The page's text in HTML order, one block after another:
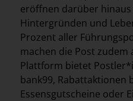
eröffnen darüber
Hintergründen und
Prozent aller
machen die Post zudem
Plattform bietet
bank99, Rabattaktionen
Essensgutscheine oder